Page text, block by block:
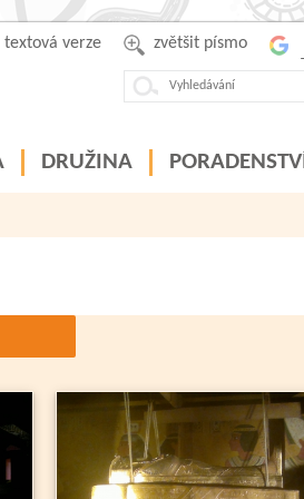
zvětšit písmo
textová verze
DRUŽINA PORADENSTVÍ